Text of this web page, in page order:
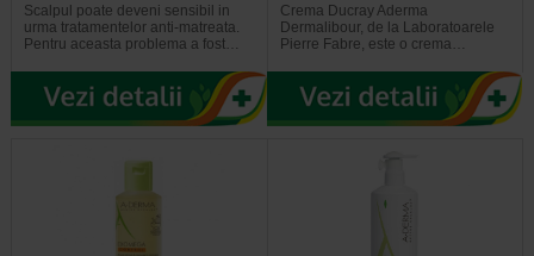
Scalpul poate deveni sensibil in
urma tratamentelor anti-matreata.
Pentru aceasta problema a fost…
Crema Ducray Aderma
Dermalibour, de la Laboratoarele
Pierre Fabre, este o crema…